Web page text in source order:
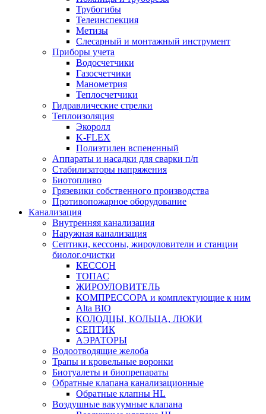
Трубогибы
Телеинспекция
Метизы
Слесарный и монтажный инструмент
Приборы учета
Водосчетчики
Газосчетчики
Манометрия
Теплосчетчики
Гидравлические стрелки
Теплоизоляция
Экоролл
K-FLEX
Полиэтилен вспененный
Аппараты и насадки для сварки п/п
Стабилизаторы напряжения
Биотопливо
Грязевики собственного производства
Противопожарное оборудование
Канализация
Внутренняя канализация
Наружная канализация
Септики, кессоны, жироуловители и станции
биолог.очистки
КЕССОН
ТОПАС
ЖИРОУЛОВИТЕЛЬ
КОМПРЕССОРА и комплектующие к ним
Alta BIO
КОЛОДЦЫ, КОЛЬЦА, ЛЮКИ
СЕПТИК
АЭРАТОРЫ
Водоотводящие желоба
Трапы и кровельные воронки
Биотуалеты и биопрепараты
Обратные клапана канализационные
Обратные клапны HL
Воздушные вакуумные клапана